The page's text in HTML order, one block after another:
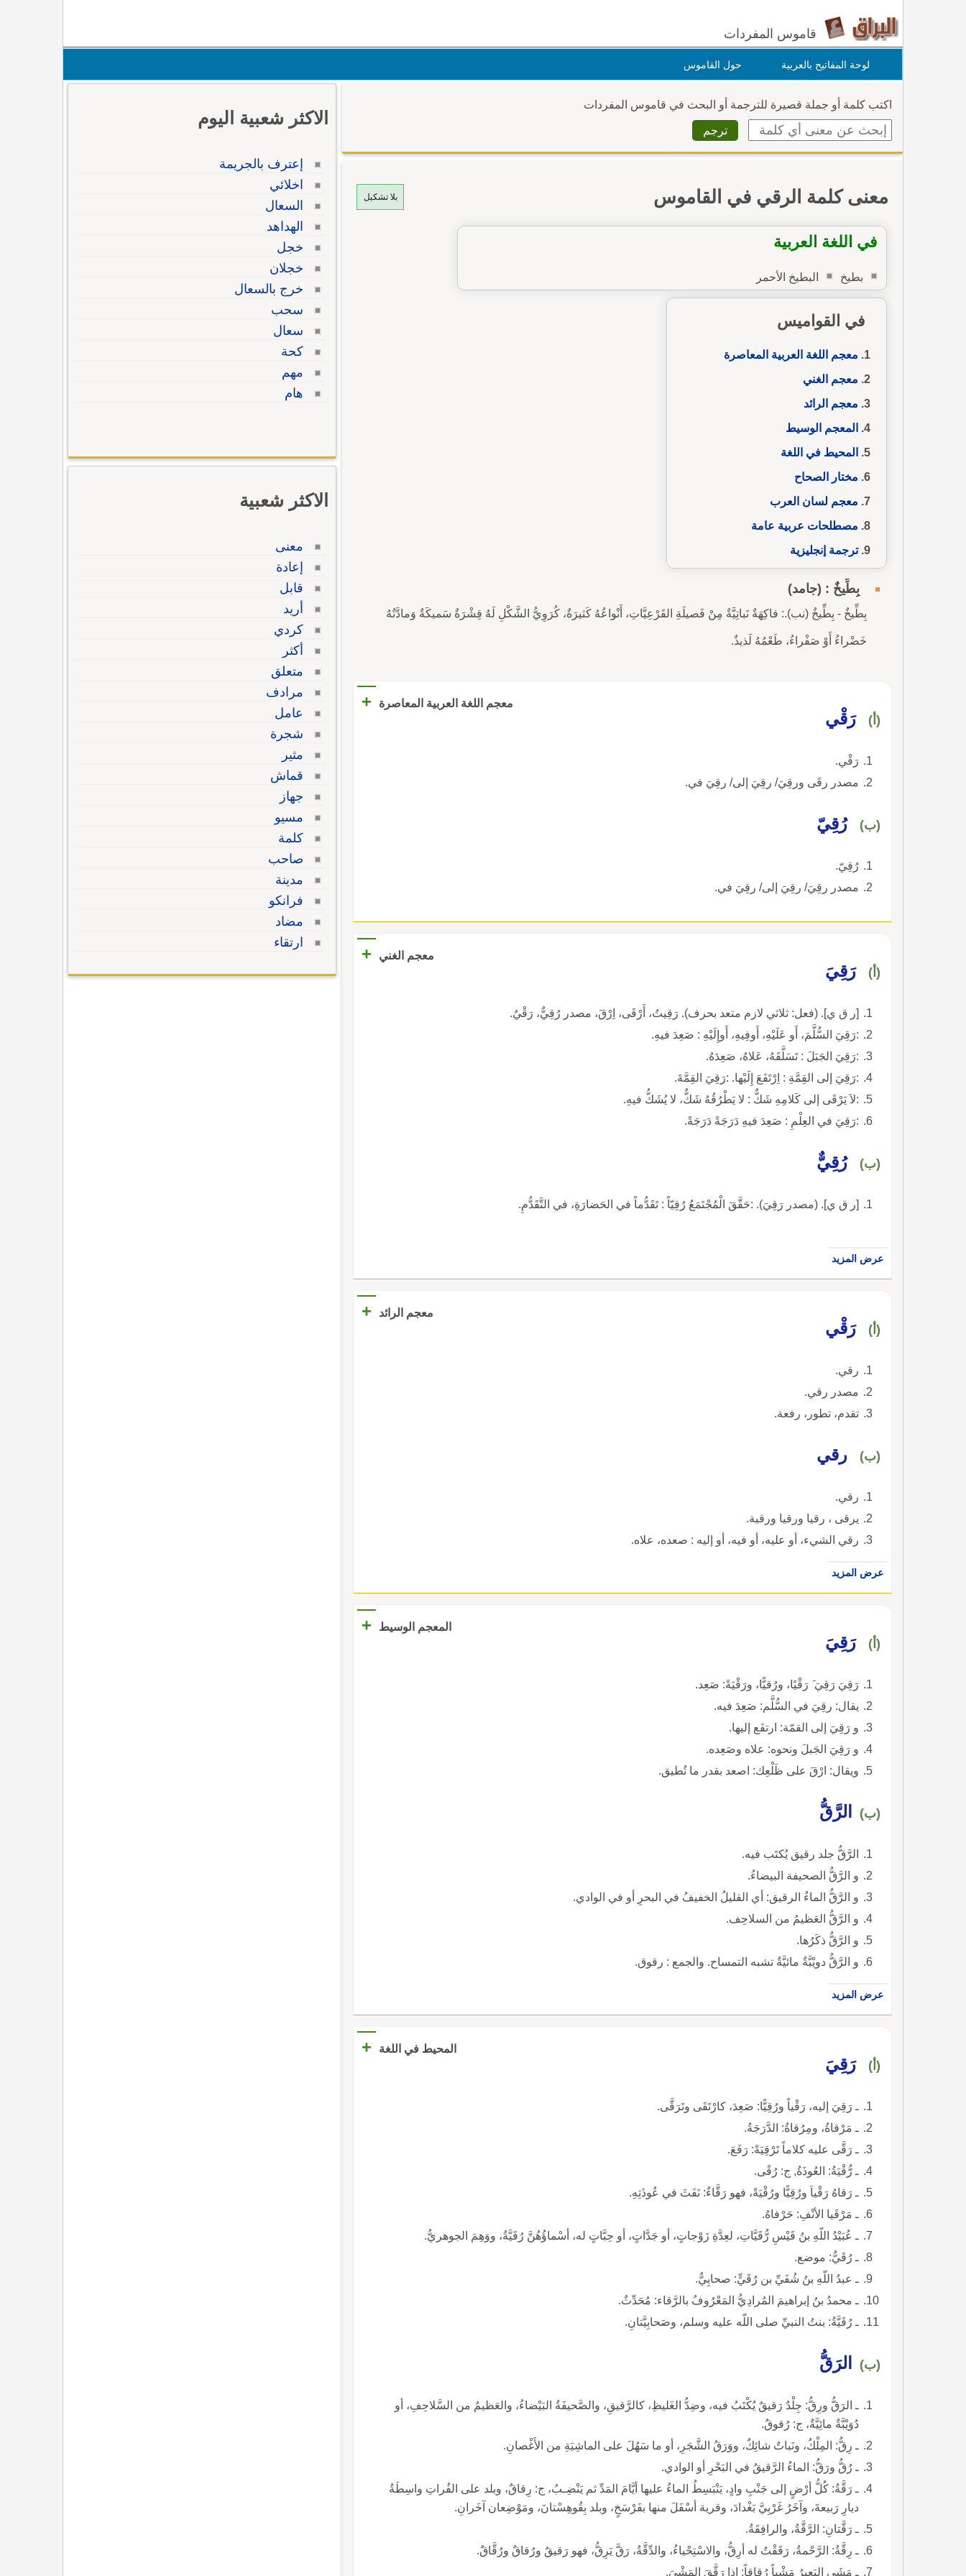
قاموس المفردات
لوحة المفاتيح بالعربية حول القاموس
اكتب كلمة أو جملة قصيرة للترجمة أو البحث في قاموس المفردات
بلا تشكيل معنى كلمة الرقي في القاموس
في اللغة العربية
بطيخ البطيخ الأحمر
في القواميس
معجم اللغة العربية المعاصرة
معجم الغني
معجم الرائد
المعجم الوسيط
المحيط في اللغة
مختار الصحاح
معجم لسان العرب
مصطلحات عربية عامة
ترجمة إنجليزية
بِطِّيخٌ : (جامد)
بِطِّيخٌ - بِطِّيخٌ (نب).: فاكِهَةٌ نَباتِيَّةٌ مِنْ فَصيلَةِ القَرْعِيَّاتِ، أَنْواعُهُ كَثيرَةٌ، كُرَوِيُّ الشَّكْلِ لَهُ قِشْرَةٌ سَميكَةٌ وَمادَّتُهُ
خَضْراءُ أَوْ صَفْراءُ، طَعْمُهُ لَذيذٌ.
معجم اللغة العربية المعاصرة +
(أ) رَقْي
رَقْي.
مصدر رقَى ورقِيَ/ رقِيَ إلى/ رقِيَ في.
(ب) رُقِيّ
رُقِيّ.
مصدر رقِيَ/ رقِيَ إلى/ رقِيَ في.
معجم الغني +
(أ) رَقِيَ
[ر ق ي]. (فعل: ثلاثي لازم متعد بحرف). رَقِيتُ، أَرْقَى، اِرْقَ، مصدر رُقِيٌّ، رَقْيٌ.
:رَقِيَ السُّلَّمَ، أَو عَلَيْهِ، أَوفِيهِ، أَوإِلَيْهِ : صَعِدَ فيهِ.
:رَقِيَ الجَبَلَ : تَسَلَّقَهُ، عَلاهُ، صَعِدَهُ.
:رَقِيَ إلى القِمَّةِ : اِرْتَفَعَ إِلَيْها. :رَقِيَ القِمَّةَ.
:لاَ يَرْقَى إلى كَلامِهِ شَكٌّ : لا يَطْرُقُهُ شَكٌّ، لا يُشَكُّ فيهِ.
:رَقِيَ في العِلْمِ : صَعِدَ فيهِ دَرَجَةً دَرَجَةً.
(ب) رُقِيٌّ
[ر ق ي]. (مصدر رَقِيَ). :حَقَّقَ الْمُجْتَمَعُ رُقِيّاً : تَقَدُّماً في الحَضارَةِ، في التَّقَدُّمِ.
عرض المزيد
معجم الرائد +
(أ) رَقْي
رقي.
مصدر رقي.
تقدم، تطور، رفعة.
(ب) رقي
رقي.
يرقى ، رقيا ورقيا ورقية.
رقي الشيء، أو عليه، أو فيه، أو إليه : صعده، علاه.
عرض المزيد
المعجم الوسيط +
(أ) رَقِيَ
رَقِيَ رَقِيَ َ رَقْيًا، ورُقيًّا، ورَقْيَةً: صَعِد.
يقال: رقِيَ في السُّلَّم: صَعِدَ فيه.
و رَقِيَ إلى القمّة: ارتفَع إليها.
و رَقِيَ الجَبلَ ونحوه: علاه وصَعِده.
ويقال: ارْقَ على ظَلْعِك: اصعد بقدر ما تُطيق.
(ب) الرَّقُّ
الرَّقُّ جلد رقيق يُكتَب فيه.
و الرَّقُّ الصحيفة البيضاءُ.
و الرَّقُّ الماءُ الرقيق: أي القليلُ الخفيفُ في البحرِ أو في الوادي.
و الرَّقُّ العَظيمُ من السلاحِف.
و الرَّقُّ ذكَرُها.
و الرَّقُّ دويْبَّةٌ مائيَّةٌ تشبه التمساح. والجمع : رقوق.
عرض المزيد
المحيط في اللغة +
(أ) رَقِيَ
ـ رَقِيَ إليه، رَقْياً ورُقِيًّا: صَعِدَ، كارْتَقَى وتَرَقَّى.
ـ مَرْقاةُ، ومِرُقاةُ: الدَّرَجَةُ.
ـ رَقَّى عليه كلاماً تَرْقِيَةً: رَفَعَ.
ـ رُّقْيَةُ: العُوذَةُ, ج: رُقًى.
ـ رَقاهُ رَقْياَ ورُقِيًّا ورُقْيَةً، فهو رَقَّاءٌ: نَفَثَ في عُوذَتِهِ.
ـ مَرْقَيا الأنْفِ: حَرْفاهُ.
ـ عُبَيْدُ اللّهِ بنُ قَيْسِ رُّقَيَّاتِ، لعِدَّةِ زَوْجاتٍ، أو جَدَّاتٍ، أو حِبَّاتٍ له، أسْماؤُهُنَّ رُقَيَّةُ، ووَهِمَ الجوهريُّ.
ـ رُقَيٌّ: موضع.
ـ عبدُ اللّهِ بنُ شُفَيِّ بن رُقَيٍّ: صحابِيٌّ.
ـ محمدُ بنُ إبراهيمَ المُرادِيُّ المَعْرُوفُ بالرَّقاء: مُحَدِّثٌ.
ـ رُقَيَّةُ: بنتُ النبيِّ صلى اللّه عليه وسلم، وصَحابِيَّتانِ.
(ب) الرَقُّ
ـ الرَقُّ ورِقُّ: جِلْدٌ رَقيقٌ يُكْتَبُ فيه، وضِدُّ الغَليظِ، كالرَّقيقِ، والصَّحيفَةُ البَيْضاءُ، والعَظيمُ من السَّلاحِفِ، أو
دُوَيْبَّةٌ مائِيَّةٌ، ج: رُقوقٌ.
ـ رِقُّ: المِلْكُ، ونَباتٌ شائِكٌ، ووَرَقُ الشَّجَرِ، أو ما سَهُلَ على الماشِيَةِ من الأَغْصانِ.
ـ رُقُّ ورَقُّ: الماءُ الرَّقيقُ في البَحْرِ أو الوادي.
ـ رَقَّةُ: كُلُّ أرْضٍ إلى جَنْبِ وادٍ، يَنْبَسِطُ الماءُ عليها أيَّامَ المَدِّ ثم يَنْضِـبُ، ج: رِقاقٌ، وبلد على الفُراتِ واسِطَةُ
ديارِ رَبيعةَ، وآخَرُ غَرْبِيَّ بَغْدادَ، وقرية أسْفَلَ منها بفَرْسَخٍ، وبلد بِقُوهِسْتانَ، ومَوْضِعان آخَرانِ.
ـ رَقَّتانِ: الرَّقَّةُ، والرافِقَةُ.
ـ رِقَّةُ: الرَّحْمةُ، رَقَقْتُ له أرِقُّ، والاسْتِحْياءُ، والدِّقَّةُ، رَقَّ يَرِقُّ، فهو رَقيقٌ ورُقاقٌ ورُقَّاقٌ.
ـ مَشَى البَعيرُ مَشْياً رُقاقاً: إذا رَقَّقَ المَشْيَ.
الاكثر شعبية اليوم
إعترف بالجريمة
اخلائي
السعال
الهداهد
خجل
خجلان
خرج بالسعال
سحب
سعال
كحة
مهم
هام
الاكثر شعبية
معنى
إعادة
قابل
أريد
كردي
أكثر
متعلق
مرادف
عامل
شجرة
مثير
قماش
جهاز
مسيو
كلمة
صاحب
مدينة
فرانكو
مضاد
ارتقاء